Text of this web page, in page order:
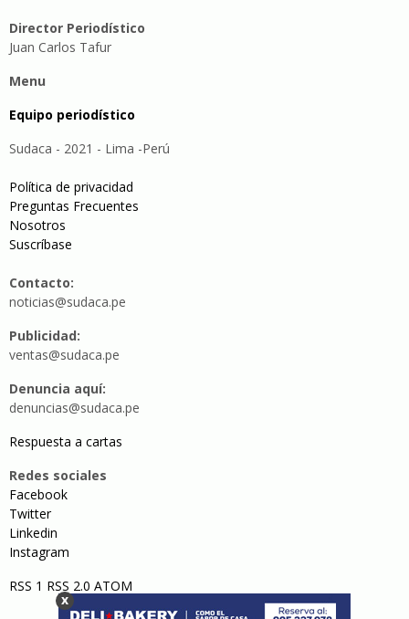
Director Periodístico
Juan Carlos Tafur
Menu
Equipo periodístico
Sudaca - 2021 - Lima -Perú
Política de privacidad
Preguntas Frecuentes
Nosotros
Suscríbase
Contacto:
noticias@sudaca.pe
Publicidad:
ventas@sudaca.pe
Denuncia aquí:
denuncias@sudaca.pe
Respuesta a cartas
Redes sociales
Facebook
Twitter
Linkedin
Instagram
RSS 1 RSS 2.0 ATOM
x